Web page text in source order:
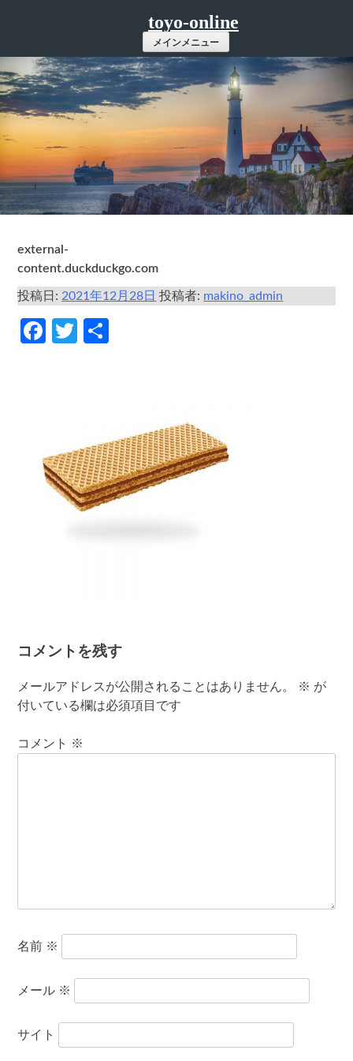
ツ
へ
ス
キ
ッ
プ
toyo-online
メインメニュー
external-
content.duckduckgo.com
投稿日: 2021年12月28日 投稿者: makino_admin
Facebook
Twitter
コメントを残す
メールアドレスが公開されることはありません。 ※ が
付いている欄は必須項目です
コメント ※
名前 ※
メール ※
サイト